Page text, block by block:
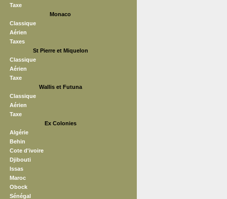
Taxe
Monaco
Classique
Aérien
Taxes
St Pierre et Miquelon
Classique
Aérien
Taxe
Wallis et Futuna
Classique
Aérien
Taxe
Ex Colonies
Algérie
Behin
Cote d'ivoire
Djibouti
Issas
Maroc
Obock
Sénégal